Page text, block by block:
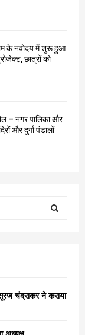
के नवोदय में शुरू हुआ
छात्रों को
– नगर पालिका और
और दुर्गा पंडालों
चंद्राकर ने कराया